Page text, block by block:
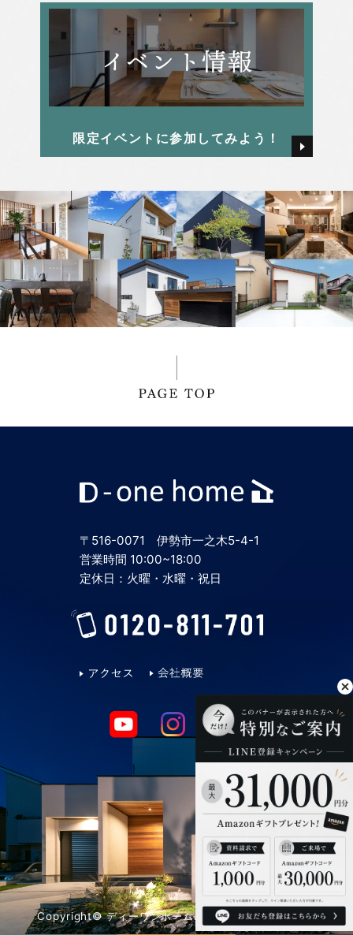
限定イベントに参加してみよう！
〒516-0071 伊勢市一之木5-4-1
営業時間 10:00~18:00
定休日：火曜・水曜・祝日
Copyright© ディーワンホーム. All Rights Reserved.